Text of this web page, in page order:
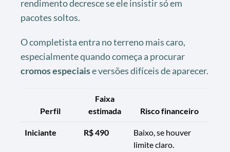
rendimento decresce se ele insistir só em
pacotes soltos.
O completista entra no terreno mais caro,
especialmente quando começa a procurar
cromos especiaise versões difíceis de aparecer.
Perfil
Faixa
estimada
Risco financeiro
Iniciante R$ 490
Baixo, se houver
limite claro.